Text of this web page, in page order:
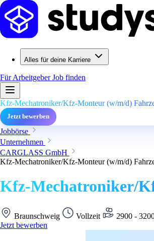
Alles für deine Karriere
Für ArbeitgeberJob finden
Kfz-Mechatroniker/Kfz-Monteur (w/m/d)
Jetzt bewerben
Jobbörse
Unternehmen
CARGLASS GmbH
Kfz-Mechatroniker/Kfz-Monteur (w/m/d)
Kfz-Mechatroniker/
Braunschweig Vollzeit 2900 -
Jetzt bewerben